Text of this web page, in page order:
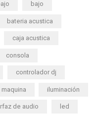
bajo
bateria acustica
caja acustica
consola
controlador dj
maquina iluminación
de audio led